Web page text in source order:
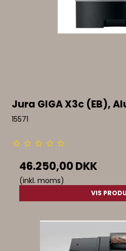
Jura GIGA X3c (EB),
15571
46.250,00 DKK
(inkl. moms)
VIS